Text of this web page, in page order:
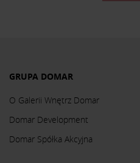
GRUPA DOMAR
O Galerii Wnętrz Domar
Domar Development
Domar Spółka Akcyjna